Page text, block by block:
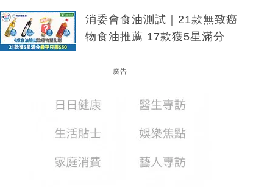
消委會食油測試｜21款無致癌
物食油推薦 17款獲5星滿分
廣告